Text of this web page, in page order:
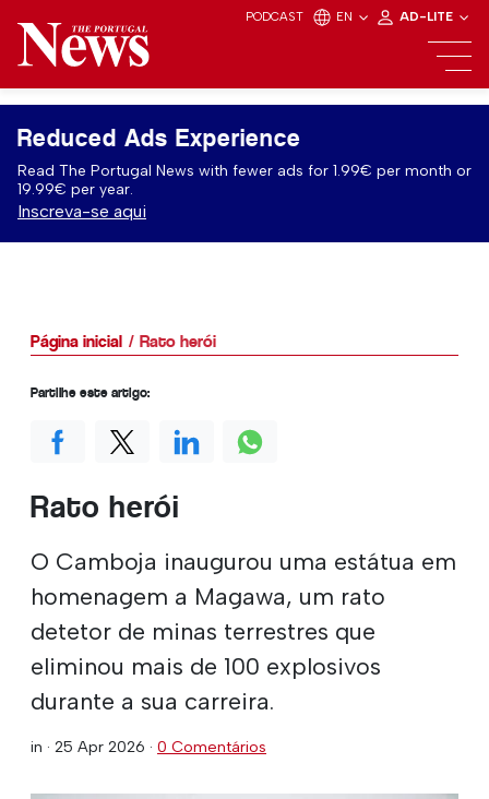
PODCAST EN AD-LITE
Reduced Ads Experience
Read The Portugal News with fewer ads for 1.99€ per month or
19.99€ per year.
Inscreva-se aqui
Página inicial Rato herói
Rato herói
O Camboja inaugurou uma estátua em
homenagem a Magawa, um rato
detetor de minas terrestres que
eliminou mais de 100 explosivos
durante a sua carreira.
in · 25 Apr 2026 · 0 Comentários
Partilhe este artigo: